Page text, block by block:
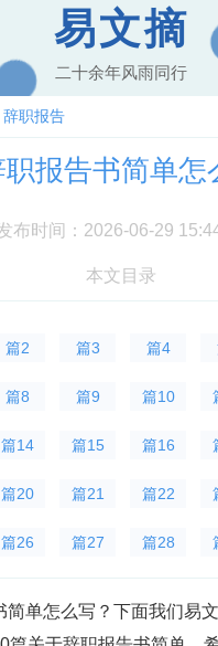
易文摘
二十余年风雨同行
辞职报告
职报告书简单怎
布时间：2026-06-29
本文目录
篇2 篇3 篇4
篇8 篇9 篇10
篇14 篇15 篇16
篇20 篇21 篇22
篇26 篇27 篇28
简单怎么写？下面我们易